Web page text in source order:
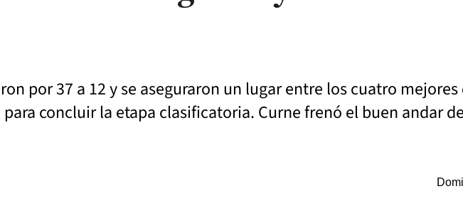
por 37 a 12 y se aseguraron un lugar entre los cuatro
concluir la etapa clasificatoria. Curne frenó el buen andar